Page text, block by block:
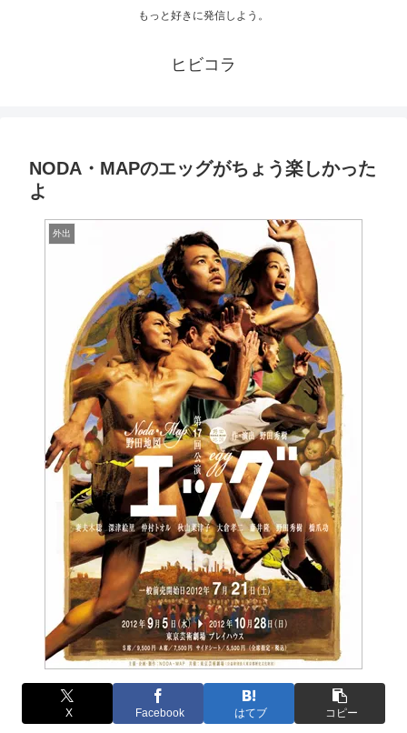
もっと好きに発信しよう。
ヒビコラ
NODA・MAPのエッグがちょう楽しかった
よ
外出
X Facebook はてブ コピー